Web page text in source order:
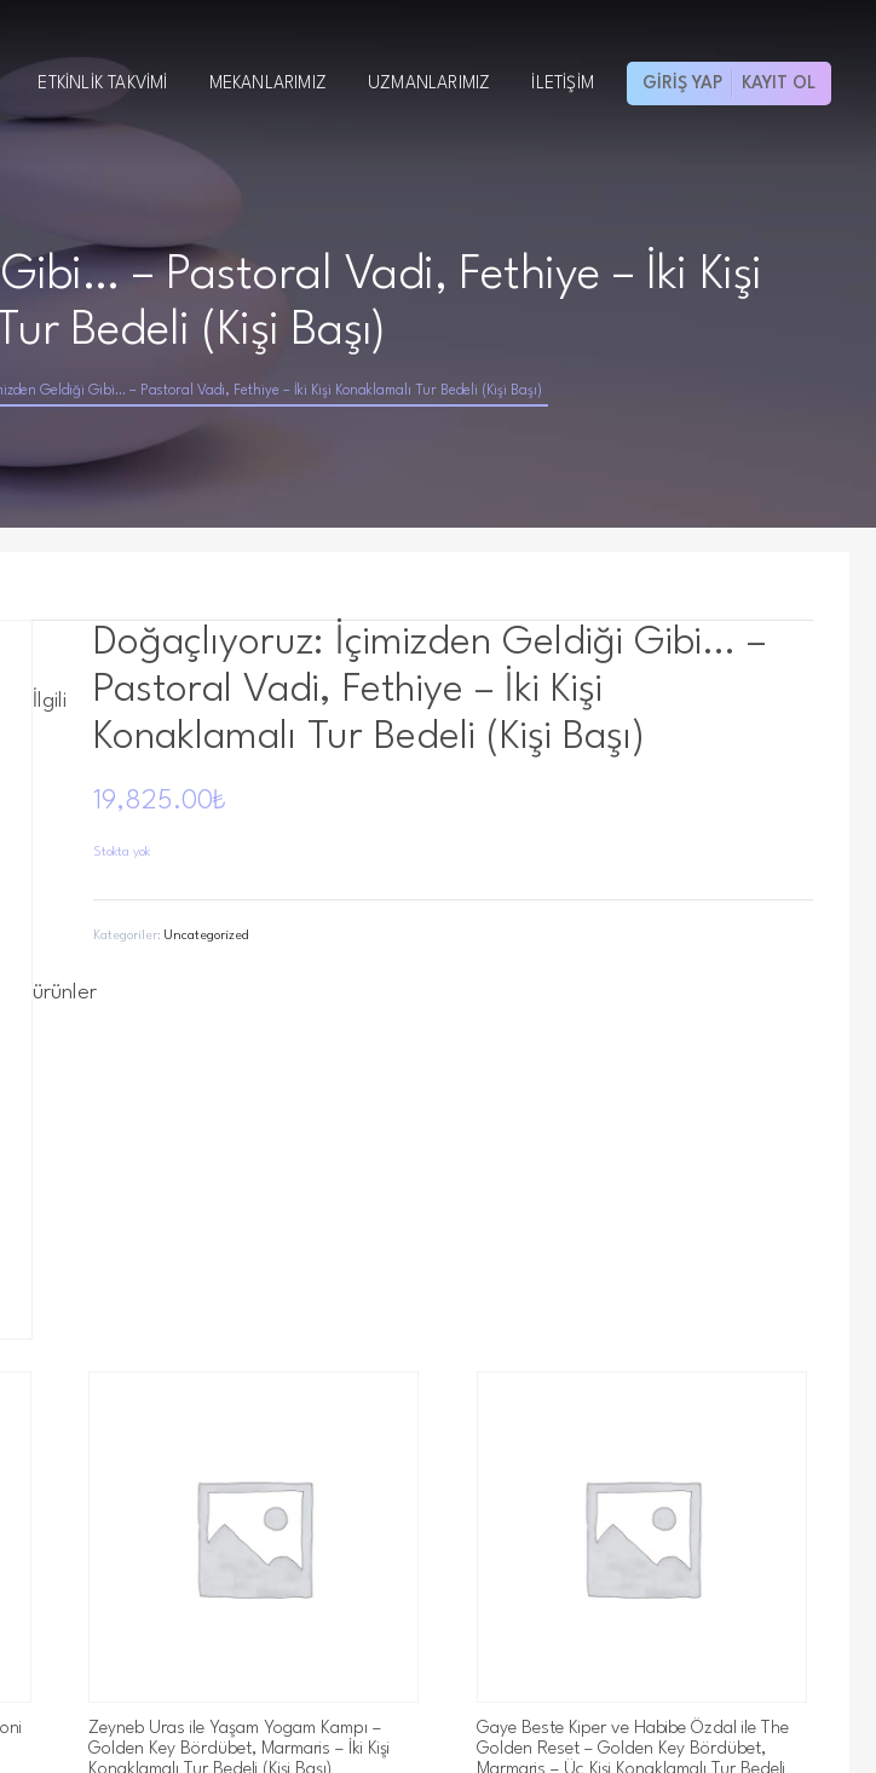
ETKINLIK TAKVIMI MEKANLARIMIZ UZMANLARIMIZ İLETIŞIM GIRIŞ YAP KAYIT OL
– Pastoral Vadi, Fethiye – İki Kişi
Bedeli (Kişi Başı)
Geldiği Gibi… – Pastoral Vadi, Fethiye – İki Kişi Konaklamalı Tur Bedeli (Kişi Başı)
Doğaçlıyoruz: İçimizden Geldiği Gibi… –
Pastoral Vadi, Fethiye – İki Kişi
Konaklamalı Tur Bedeli (Kişi Başı)
19,825.00₺
Stokta yok
Kategoriler: Uncategorized
İlgili
ürünler
Zeyneb Uras ile Yaşam Yogam Kampı –
Golden Key Bördübet, Marmaris – İki Kişi
Gaye Beste Kiper ve Habibe Özdal ile The
Golden Reset – Golden Key Bördübet,